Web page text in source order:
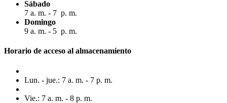
Sábado
7 a. m. - 7 p. m.
Domingo
9 a. m. - 5 p. m.
Horario de acceso al almacenamiento
Lun. - jue.: 7 a. m. - 7 p. m.
Vie.: 7 a. m. - 8 p. m.